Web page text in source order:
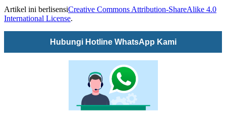
Artikel ini berlisensiCreative Commons Attribution-ShareAlike 4.0
International License.
Hubungi Hotline WhatsApp Kami